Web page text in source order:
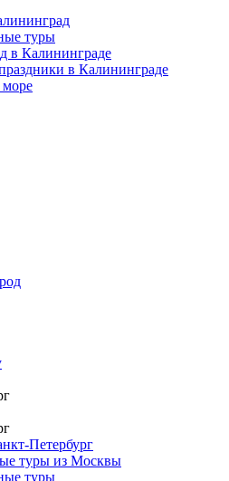
туры
в Калининграде
в Калининграде
Петербург
туры из Москвы
туры